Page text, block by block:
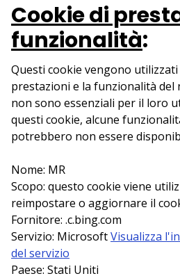
Cookie di
funzionalità:
Questi cookie vengono
prestazioni e la funzionalità del
non sono essenziali per il loro
questi cookie, alcune
potrebbero non essere
Nome: MR
Scopo: questo cookie viene
reimpostare o aggiornare il
Fornitore: .c.bing.com
Servizio: MicrosoftVisualizza
del servizio
Paese: Stati Uniti